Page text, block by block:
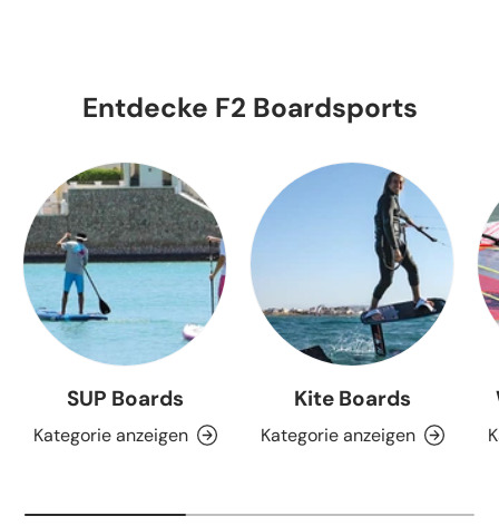
Entdecke F2 Boardsports
SUP Boards
Kategorie anzeigen
Kite Boards
Kategorie anzeigen